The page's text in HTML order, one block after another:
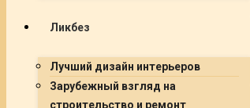
Ликбез
Лучший дизайн интерьеров
Зарубежный взгляд на
строительство и ремонт